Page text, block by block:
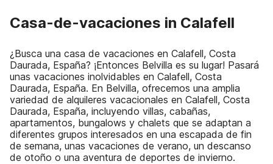
Casa-de-vacaciones in Calafell
¿Busca una casa de vacaciones en Calafell, Costa
Daurada, España? ¡Entonces Belvilla es su lugar! Pasará
unas vacaciones inolvidables en Calafell, Costa
Daurada, España. En Belvilla, ofrecemos una amplia
variedad de alquileres vacacionales en Calafell, Costa
Daurada, España, incluyendo villas, cabañas,
apartamentos, bungalows y chalets que se adaptan a
diferentes grupos interesados en una escapada de fin
de semana, unas vacaciones de verano, un descanso
de otoño o una aventura de deportes de invierno.